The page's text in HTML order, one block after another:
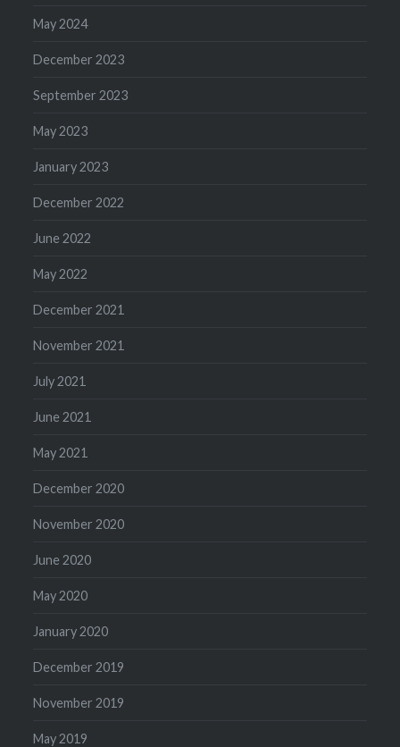
May 2024
December 2023
September 2023
May 2023
January 2023
December 2022
June 2022
May 2022
December 2021
November 2021
July 2021
June 2021
May 2021
December 2020
November 2020
June 2020
May 2020
January 2020
December 2019
November 2019
May 2019